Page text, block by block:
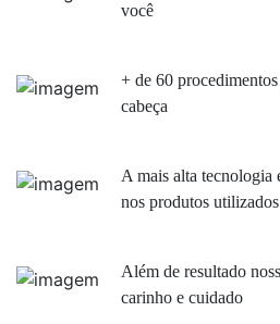
você
+ de 60
cabeça
A mais alta tecnologia
nos produtos
Além de resultado
carinho e cuidado